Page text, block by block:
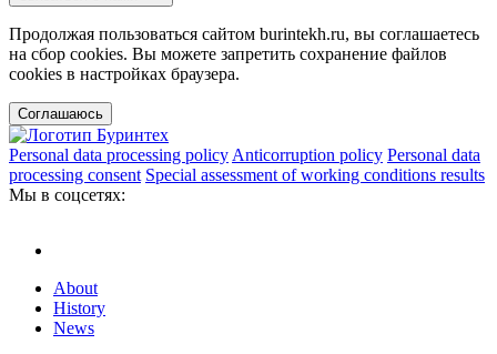
Продолжая пользоваться сайтом burintekh.ru, вы соглашаетесь
на сбор cookies. Вы можете запретить сохранение файлов
cookies в настройках браузера.
Соглашаюсь
Personal data processing policy Anticorruption policy Personal data
processing consent Special assessment of working conditions results
Мы в соцсетях:
About
History
News